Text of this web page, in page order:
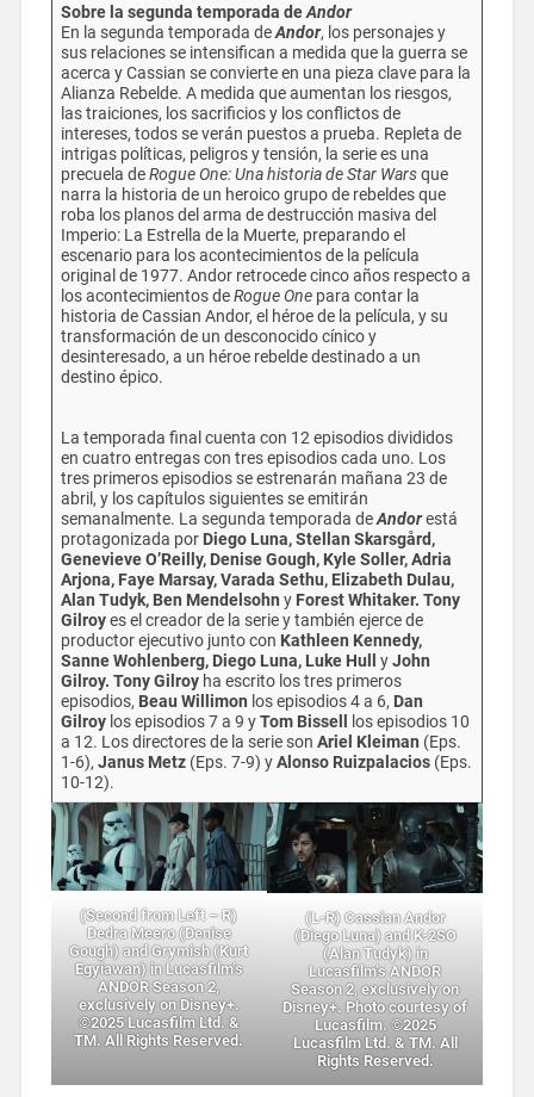
Sobre la segunda temporada deAndor
En la segunda temporada deAndor, los personajes y
sus relaciones se intensifican a medida que la guerra se
acerca y Cassian se convierte en una pieza clave para la
Alianza Rebelde. A medida que aumentan los riesgos,
las traiciones, los sacrificios y los conflictos de
intereses, todos se verán puestos a prueba. Repleta de
intrigas políticas, peligros y tensión, la serie es una
precuela deRogue One: Una historia de Star Warsque
narra la historia de un heroico grupo de rebeldes que
roba los planos del arma de destrucción masiva del
Imperio: La Estrella de la Muerte, preparando el
escenario para los acontecimientos de la película
original de 1977. Andor retrocede cinco años respecto a
los acontecimientos deRogue Onepara contar la
historia de Cassian Andor, el héroe de la película, y su
transformación de un desconocido cínico y
desinteresado, a un héroe rebelde destinado a un
destino épico.
La temporada final cuenta con 12 episodios divididos
en cuatro entregas con tres episodios cada uno. Los
tres primeros episodios se estrenarán mañana 23 de
abril, y los capítulos siguientes se emitirán
semanalmente. La segunda temporada deAndorestá
protagonizada por Diego Luna, Stellan Skarsgård,
Genevieve O’Reilly, Denise Gough, Kyle Soller, Adria
Arjona, Faye Marsay, Varada Sethu, Elizabeth Dulau,
Alan Tudyk, Ben Mendelsohn y Forest Whitaker. Tony
Gilroyes el creador de la serie y también ejerce de
productor ejecutivo junto con Kathleen Kennedy,
Sanne Wohlenberg, Diego Luna, Luke Hull yJohn
Gilroy. Tony Gilroyha escrito los tres primeros
episodios, Beau Willimon los episodios 4 a 6, Dan
Gilroy los episodios 7 a 9 yTom Bissell
los episodios 10
a 12. Los directores de la serie son Ariel Kleiman (Eps.
1-6), Janus Metz(Eps. 7-9) yAlonso Ruizpalacios (Eps.
10-12).
(Second from Left – R)
Dedra Meero (Denise
Gough) and Grymish (Kurt
Egyiawan) in Lucasfilm’s
ANDOR Season 2,
exclusively on Disney+.
©2025 Lucasfilm Ltd. &
TM. All Rights Reserved.
(L-R) Cassian Andor
(Diego Luna) and K-2SO
(Alan Tudyk) in
Lucasfilm’s ANDOR
Season 2, exclusively on
Disney+. Photo courtesy of
Lucasfilm. ©2025
Lucasfilm Ltd. & TM. All
Rights Reserved.